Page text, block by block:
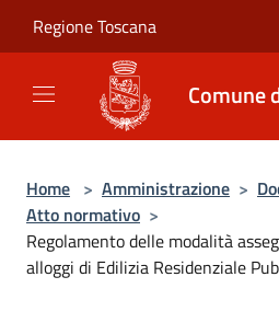
Regione Toscana
Comune
Home > Amministrazione >
Atto normativo >
Regolamento delle modalità
alloggi di Edilizia Residenziale